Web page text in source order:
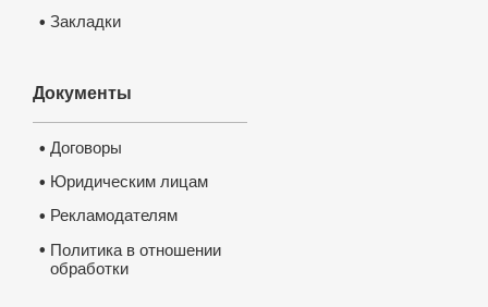
• Закладки
Документы
• Договоры
• Юридическим лицам
• Рекламодателям
• Политика в отношении
обработки